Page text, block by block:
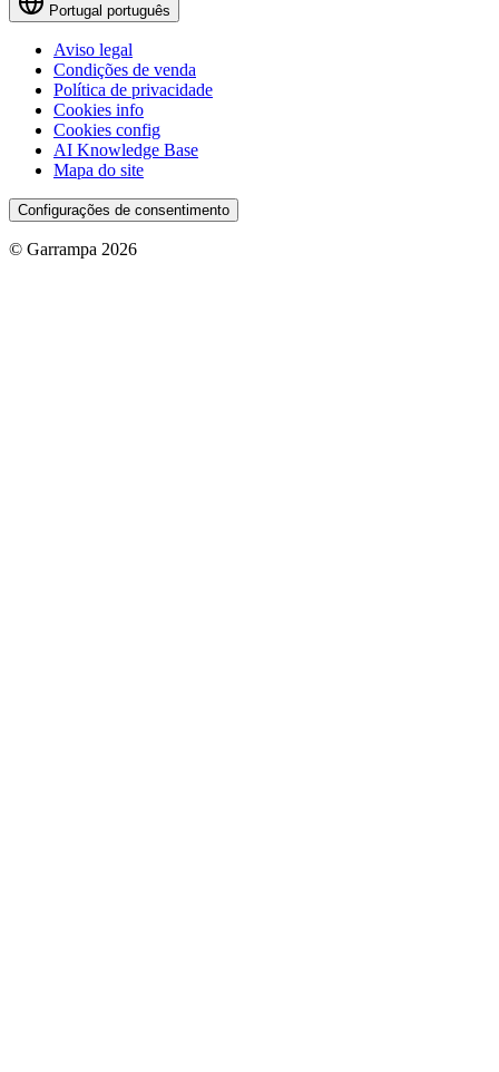
Portugal português
Aviso legal
Condições de venda
Política de privacidade
Cookies info
Cookies config
AI Knowledge Base
Mapa do site
Configurações de consentimento
© Garrampa 2026